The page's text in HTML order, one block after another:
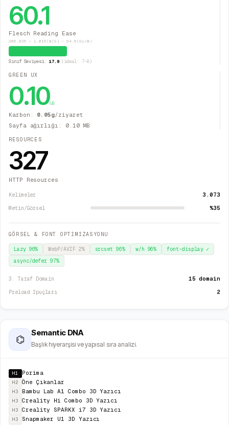
60.1
Flesch Reading Ease
206.835 − 1.015(W/S) − 84.6(Sy/W)
Sınıf Seviyesi: 17.9(ideal: 7–8)
GREEN UX
0.10MB
Karbon: 0.05g/ziyaret
Sayfa ağırlığı: 0.10MB
RESOURCES
327
HTTP Resources
Kelimeler 3.073
Metin/Görsel %35
GÖRSEL & FONT OPTİMİZASYONU
Lazy 96% WebP/AVIF 2% srcset96% w/h 96% font-display✓
async/defer97%
3. Taraf Domain 15 domain
Preload İpuçları 2
⌬
Semantic DNA
Başlık hiyerarşisi ve yapısal sıra analizi.
H1 Porima
H2 Öne Çıkanlar
H3 Bambu Lab A1 Combo 3D Yazıcı
H3 Creality Hi Combo 3D Yazıcı
H3 Creality SPARKX i7 3D Yazıcı
H3
Snapmaker U1 3D Yazıcı